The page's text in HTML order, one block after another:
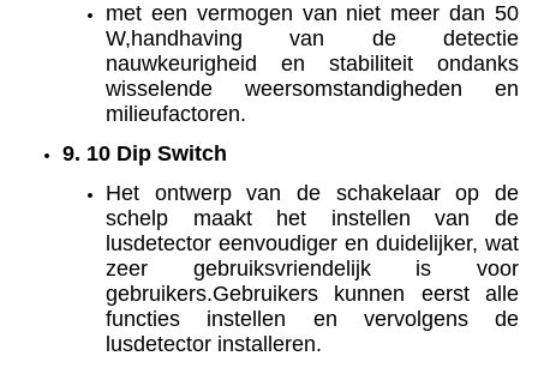
met een vermogen van niet meer dan 50
W,handhaving van de detectie
nauwkeurigheid en stabiliteit ondanks
wisselende weersomstandigheden en
milieufactoren.
9. 10 Dip Switch
Het ontwerp van de schakelaar op de
schelp maakt het instellen van de
lusdetector eenvoudiger en duidelijker, wat
zeer gebruiksvriendelijk is voor
gebruikers.Gebruikers kunnen eerst alle
functies instellen en vervolgens de
lusdetector installeren.